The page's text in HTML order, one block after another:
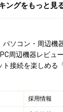
ングをもっと見
パソコン・周辺機
周辺機器レビュー
接続を楽しめる
採用情報